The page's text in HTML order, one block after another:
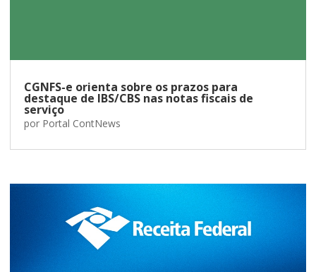
CGNFS-e orienta sobre os prazos para
destaque de IBS/CBS nas notas fiscais de
serviço
por Portal ContNews